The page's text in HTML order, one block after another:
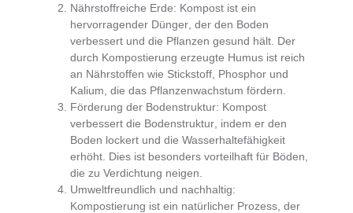
Nährstoffreiche Erde: Kompost ist ein
hervorragender Dünger , der den Boden
verbessert und die Pflanzen gesund hält. Der
durch Kompostierung erzeugte Humus ist reich
an Nährstoffen wie Stickstoff, Phosphor und
Kalium, die das Pflanzenwachstum fördern.
Förderung der Bodenstruktur: Kompost
verbessert die Bodenstruktur , indem er den
Boden lockert und die Wasserhaltefähigkeit
erhöht. Dies ist besonders vorteilhaft für Böden,
die zu Verdichtung neigen.
Umweltfreundlich und nachhaltig:
Kompostierung ist ein natürlicher Prozess , der